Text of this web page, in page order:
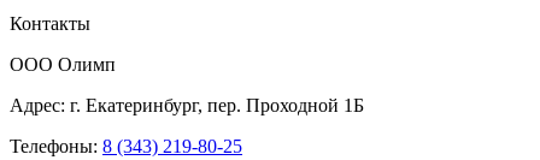
Контакты
ООО Олимп
Адрес: г. Екатеринбург, пер. Проходной 1Б
Телефоны: 8 (343) 219-80-25